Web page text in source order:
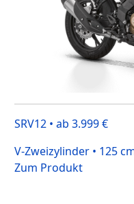
SRV12 • ab 3.999 €
V-Zweizylinder • 125
Zum Produkt